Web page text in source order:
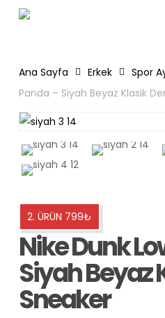
Ana Sayfa Erkek Spor
Panda – Siyah Beyaz Klasik
2. ÜRÜN 799₺
Nike Dunk
Siyah Beyaz
Sneaker